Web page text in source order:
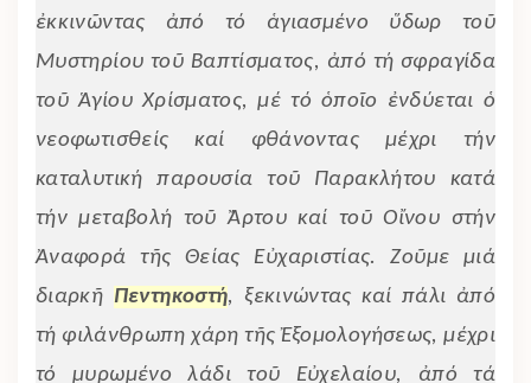
ἐκκινῶντας ἀπό τό ἁγιασμένο ὕδωρ τοῦ
Μυστηρίου τοῦ Βαπτίσματος, ἀπό τή σφραγίδα
τοῦ Ἁγίου Χρίσματος, μέ τό ὁποῖο ἐνδύεται ὁ
νεοφωτισθείς καί φθάνοντας μέχρι τήν
καταλυτική παρουσία τοῦ Παρακλήτου κατά
τήν μεταβολή τοῦ Ἄρτου καί τοῦ Οἴνου στήν
Ἀναφορά τῆς Θείας Εὐχαριστίας. Ζοῦμε μιά
διαρκῆ Πεντηκοστή, ξεκινώντας καί πάλι ἀπό
τή φιλάνθρωπη χάρη τῆς Ἐξομολογήσεως, μέχρι
τό μυρωμένο λάδι τοῦ Εὐχελαίου, ἀπό τά